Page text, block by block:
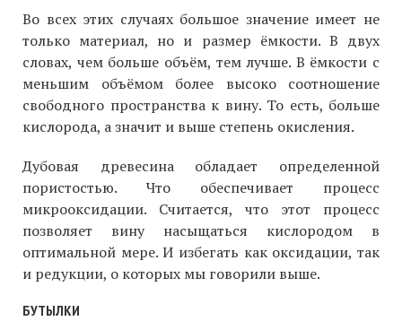
Во всех этих случаях большое значение имеет не
только материал, но и размер ёмкости. В двух
словах, чем больше объём, тем лучше. В ёмкости с
меньшим объёмом более высоко соотношение
свободного пространства к вину. То есть, больше
кислорода, а значит и выше степень окисления.
Дубовая древесина обладает определенной
пористостью. Что обеспечивает процесс
микрооксидации. Считается, что этот процесс
позволяет вину насыщаться кислородом в
оптимальной мере. И избегать как оксидации, так
и редукции, о которых мы говорили выше.
БУТЫЛКИ